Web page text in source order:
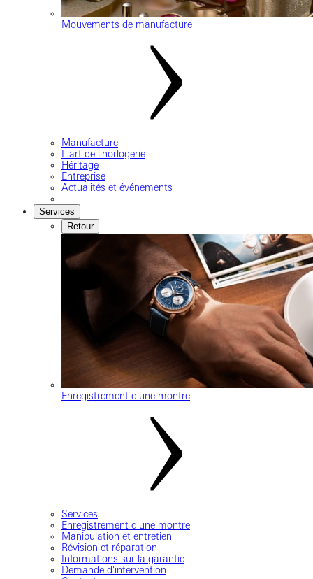
Mouvements de manufacture
Manufacture
L'art de l'horlogerie
Héritage
Entreprise
Actualités et événements
Services
Retour
Enregistrement d'une montre
Services
Enregistrement d'une montre
Manipulation et entretien
Révision et réparation
Informations sur la garantie
Demande d'intervention